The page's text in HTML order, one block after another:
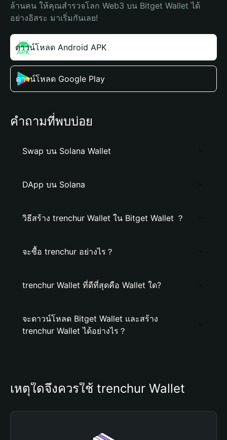
ล้านคน ให้คุณสำรวจโลก Web3 บน Bitget Wallet ได้
อย่างอิสระ มาเริ่มกันเลย!
ดาวน์โหลด Android APK
ดาวน์โหลด Google Play
คำถามที่พบบ่อย
Swap บน Solana Wallet
DApp บน Solana
วิธีสร้าง trenchur Wallet ใน Bitget Wallet ？
จะซื้อ trenchur อย่างไร？
trenchur Wallet ที่ดีที่สุดคือ Wallet ใด?
จะดาวน์โหลด Bitget Wallet และสร้าง
trenchur Wallet ได้อย่างไร？
เหตุใดจึงควรใช้ trenchur Wallet